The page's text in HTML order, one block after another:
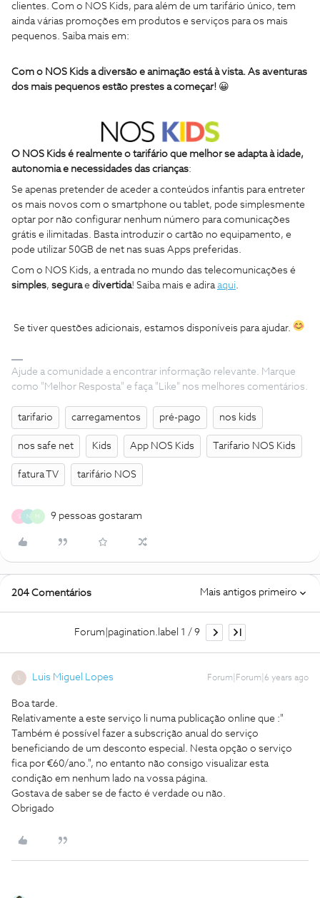
clientes. Com o NOS Kids, para além de um tarifário único, tem
ainda várias promoções em produtos e serviços para os mais
pequenos. Saiba mais em:
Com o NOS Kids a diversão e animação está à vista. As aventuras
dos mais pequenos estão prestes a começar! 😀
O NOS Kids é realmente o tarifário que melhor se adapta à idade,
autonomia e necessidades das crianças:
Se apenas pretender de aceder a conteúdos infantis para entreter
os mais novos com o smartphone ou tablet, pode simplesmente
optar por não configurar nenhum número para comunicações
grátis e ilimitadas. Basta introduzir o cartão no equipamento, e
pode utilizar 50GB de net nas suas Apps preferidas.
Com o NOS Kids, a entrada no mundo das telecomunicações é
simples, segurae divertida! Saiba mais e adiraaqui.
Se tiver questões adicionais, estamos disponíveis para ajudar.
Ajude a comunidade a encontrar informação relevante. Marque
como "Melhor Resposta" e faça "Like" nos melhores comentários.
tarifario carregamentos pré-pago nos kids
nos safe net Kids App NOS Kids Tarifario NOS Kids
fatura TV tarifário NOS
S N M 9 pessoas gostaram
204 Comentários Mais antigos primeiro
Forum|pagination.label 1 / 9
Luis Miguel Lopes Forum|Forum|6 years ago
Boa tarde.
Relativamente a este serviço li numa publicação online que :"
Também é possível fazer a subscrição anual do serviço
beneficiando de um desconto especial. Nesta opção o serviço
fica por €60/ano.", no entanto não consigo visualizar esta
condição em nenhum lado na vossa página.
Gostava de saber se de facto é verdade ou não.
Obrigado